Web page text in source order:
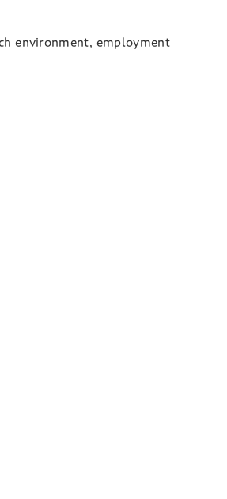
environment, employment